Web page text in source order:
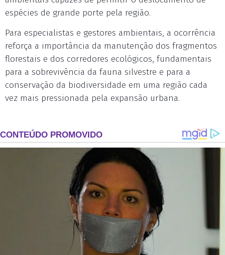
espécies de grande porte pela região.
Para especialistas e gestores ambientais, a ocorrência
reforça a importância da manutenção dos fragmentos
florestais e dos corredores ecológicos, fundamentais
para a sobrevivência da fauna silvestre e para a
conservação da biodiversidade em uma região cada
vez mais pressionada pela expansão urbana.